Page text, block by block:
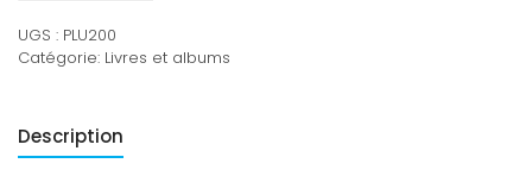
UGS : PLU200
Catégorie: Livres et albums
Description